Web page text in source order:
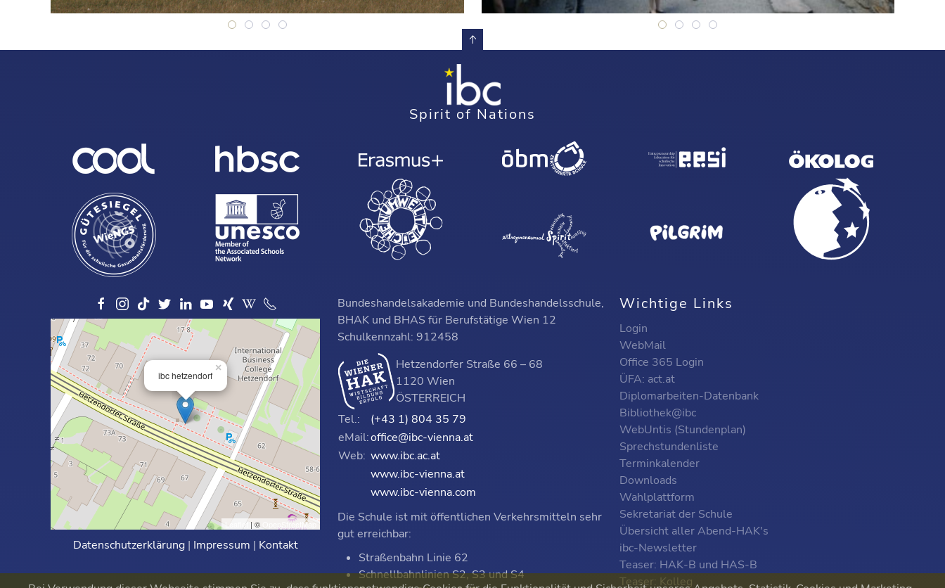
Bristol, England 2012
Bristol, England 2012
Bristol, England 2012
Bristol, England 2012 Bray, Ireland 2010
Bray, Ireland 2010
Bray, Ireland 2010
Bray, Ireland 2010
Spirit of Nations
ibc hetzendorf
×
Leaflet | © OpenStreetMap
Datenschutzerklärung| Impressum | Kontakt
Bundeshandelsakademie und Bundeshandelsschule,
BHAK und BHAS für Berufstätige Wien 12
Schulkennzahl: 912458
Hetzendorfer Straße 66 – 68
1120 Wien
ÖSTERREICH
Tel.:
(+43 1) 804 35 79
eMail:office@ibc-vienna.at
Web: www.ibc.ac.at
www.ibc-vienna.at
www.ibc-vienna.com
Die Schule ist mit öffentlichen Verkehrsmitteln sehr
gut erreichbar:
Straßenbahn Linie 62
Schnellbahnlinien S2, S3 und S4
Wichtige Links
Login
WebMail
Office 365 Login
ÜFA: act.at
Diplomarbeiten-Datenbank
Bibliothek@ibc
WebUntis (Stundenplan)
Sprechstundenliste
Terminkalender
Downloads
Wahlplattform
Sekretariat der Schule
Übersicht aller Abend-HAK's
ibc-Newsletter
Teaser: HAK-B und HAS-B
Teaser: Kolleg